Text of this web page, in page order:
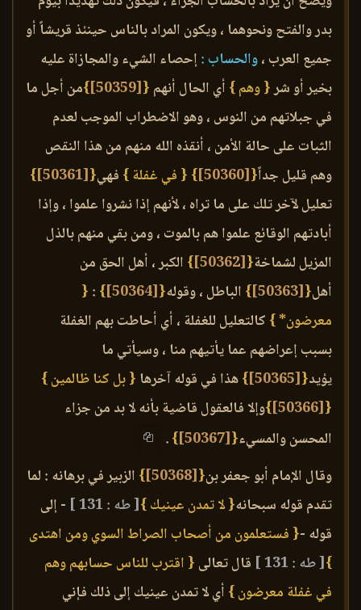
بدر والفتح ونحوهما ، ويكون المراد بالناس حينئذ قريشاً أو
جميع العرب ،والحساب :إحصاء الشيء والمجازاة عليه
بخير أو شر{ وهم } أي الحال أنهم {
[50359]
}من أجل ما
في جبلاتهم من النوس ، وهو الاضطراب الموجب لعدم
الثبات على حالة الأمن ، أنقذه الله منهم من هذا النقص
وهم قليل جداً{
[50360]
} { في غفلة } فهي{
[50361]
}
تعليل لآخر تلك على ما تراه ، لأنهم إذا نشروا علموا ، وإذا
أبادتهم الوقائع علموا هم بالموت ، ومن بقي منهم بالذل
المزيل لشماخة{
[50362]
} الكبر ، أهل الحق من
أهل{
[50363]
} الباطل ، وقوله{
[50364]
}
:
{
معرضون* } كالتعليل للغفلة ، أي أحاطت بهم الغفلة
بسبب إعراضهم عما يأتيهم منا ، وسيأتي ما
يؤيد{
[50365]
}هذا في قوله آخرها { بل كنا ظالمين }
{
[50366]
}وإلا فالعقول قاضية بأنه لا بد من جزاء
المحسن والمسيء{
[50367]
}
.
وقال الإمام أبو جعفر بن{
[50368]
} الزبير في برهانه : لما
تقدم قوله سبحانه{ لا تمدن عينيك }[ طه : 131 ]
- إلى
قوله -{ فستعلمون من أصحاب الصراط السوي ومن اهتدى
}[ طه : 131 ] قال تعالى { اقترب للناس حسابهم وهم
في غفلة معرضون } أي لا تمدن عينيك إلى ذلك فإني